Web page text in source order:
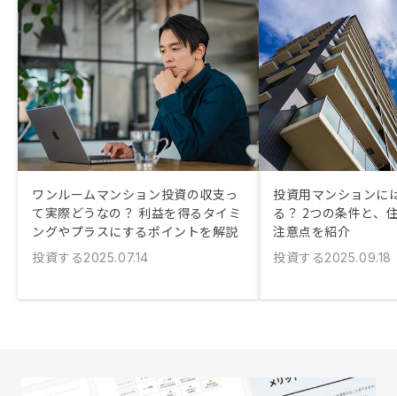
ワンルームマンション投資の収支っ
て実際どうなの？ 利益を得るタイミ
ングやプラスにするポイントを解説
投資する2025.07.14
投資用マンションに
る？ 2つの条件と、
注意点を紹介
投資する2025.09.18